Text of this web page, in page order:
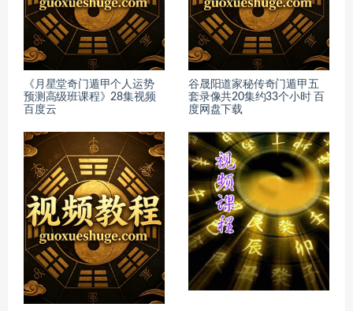
《月星堂奇门遁甲个人运势
预测高级班课程》28集视频
百度云
谷晟阳道家秘传奇门遁甲五
套录像共20集约33个小时 百
度网盘下载